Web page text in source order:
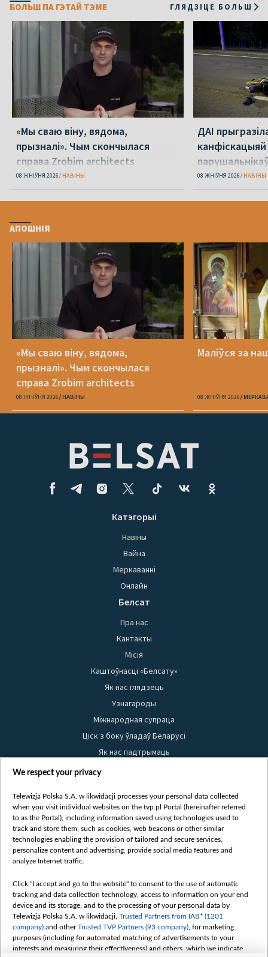
БОЛЬШ ПА ГЭТАЙ ТЭМЕ ГЛЯДЗІЦЕ БОЛЬШ
«Мы сваю віну, вядома,
прызналі». Чым скончылася
справа Zrobim architects
08 ЖНІЎНЯ 2026 НАВІНЫ
ДАІ
дронамі
08 ЖНІЎНЯ 2026 НАВІНЫ
АПОШНІЯ
«Мы сваю віну, вядома,
прызналі». Чым скончылася
справа Zrobim architects
08 ЖНІЎНЯ 2026 НАВІНЫ
Маліўся за
08 ЖНІЎНЯ 2026
Катэгорыі
Навіны
Вайна
Меркаванні
Онлайн
Белсат
Пра нас
Кантакты
Місія
Каштоўнасці «Белсату»
Як нас глядзець
Узнагароды
Міжнародная супраца
Ціск з боку ўладаў Беларусі
Як нас падтрымаць
Правілы выкарыстання матэрыялаў
Бяспека
Youtube
Белсат news
Белсат Shorts
Жэстачайшы мульт
Belsat English
Biełsat PL
Белсат Now
Белсат History
We respect your privacy
Telewizja Polska S.A. w likwidacji processes your personal data collected
when you visit individual websites on the tvp.pl Portal (hereinafter referred
to as the Portal), including information saved using technologies used to
track and store them, such as cookies, web beacons or other similar
technologies enabling the provision of tailored and secure services,
personalize content and advertising, provide social media features and
analyze Internet traffic.
Click "I accept and go to the website" to consent to the use of automatic
tracking and data collection technology, access to information on your end
device and its storage, and to the processing of your personal data by
Telewizja Polska S.A. w likwidacji, Trusted Partners from IAB* (1201
company) and otherTrusted TVP Partners (93 company) , for marketing
purposes (including for automated matching of advertisements to your
interests and measuring their effectiveness) and others, which we indicate